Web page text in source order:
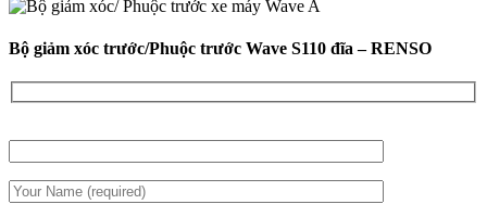
Bộ giảm xóc trước/Phuộc trước Wave S110 đĩa – RENSO